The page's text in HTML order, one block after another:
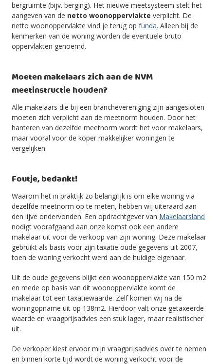
bergruimte (bijv. berging). Het nieuwe meetsysteem stelt het
aangeven van de netto woonoppervlakte verplicht. De
netto woonoppervlakte vind je terug op funda. Alleen bij de
kenmerken van de woning worden de eventuele bruto
oppervlakten genoemd.
Moeten makelaars zich aan de NVM
meetinstructie houden?
Alle makelaars die bij een branchevereniging zijn aangesloten
moeten zich verplicht aan de meetnorm houden. Door het
hanteren van dezelfde meetnorm wordt het voor makelaars,
maar vooral voor de koper makkelijker woningen te
vergelijken.
Foutje, bedankt!
Waarom het in praktijk zo belangrijk is om elke woning via
dezelfde meetnorm op te meten, hebben wij uiteraard aan
den lijve ondervonden. Een opdrachtgever van Makelaarsland
nodigt voorafgaand aan onze komst ook een andere
makelaar uit voor de verkoop van zijn woning. Deze makelaar
gebruikt als basis voor zijn taxatie oude gegevens uit 2007,
toen de woning verkocht werd aan de huidige eigenaar.
Uit de oude gegevens blijkt een woonoppervlakte van 150 m2
en mede op basis van dit woonoppervlakte komt de
makelaar tot een taxatiewaarde. Zelf komen wij na de
woningopname uit op 138m2. Hierdoor valt onze getaxeerde
waarde en vraagprijsadvies een stuk lager, maar realistischer
uit.
De verkoper kiest ervoor mijn vraagprijsadvies over te nemen
en binnen korte tijd wordt de woning verkocht voor de